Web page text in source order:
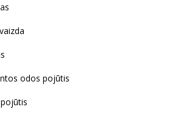
odos pojūtis